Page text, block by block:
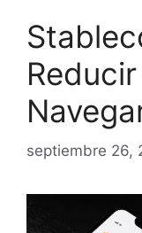
septiembre 26,